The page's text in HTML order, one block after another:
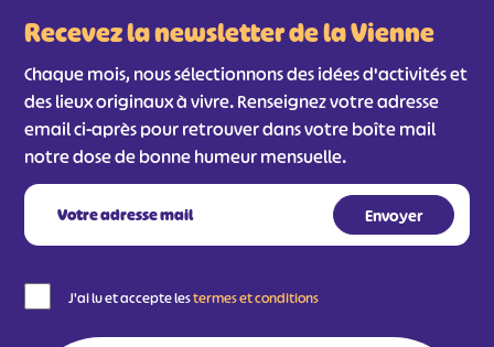
Recevez la newsletter de la Vienne
Chaque mois, nous sélectionnons des idées d'activités et
des lieux originaux à vivre. Renseignez votre adresse
email ci-après pour retrouver dans votre boîte mail
notre dose de bonne humeur mensuelle.
J'ai lu et accepte lestermes et conditions
#
#